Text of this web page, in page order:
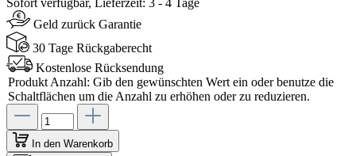
Geld zurück Garantie
30 Tage Rückgaberecht
Kostenlose Rücksendung
Produkt Anzahl: Gib den gewünschten Wert ein oder benutze die
Schaltflächen um die Anzahl zu erhöhen oder zu reduzieren.
In den Warenkorb